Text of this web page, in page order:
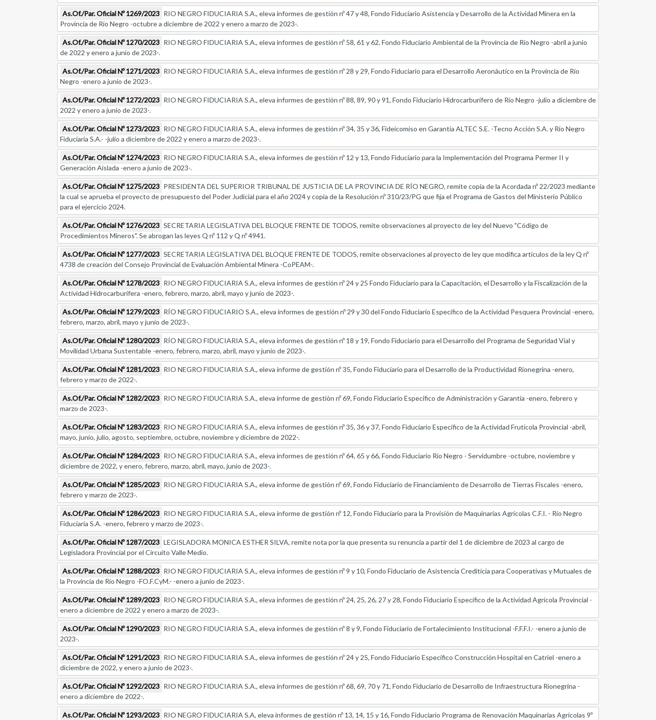
As.Of./Par. Oficial Nº 1269/2023 RIO NEGRO FIDUCIARIA S.A., eleva informes de gestión nº 47 y 48, Fondo Fiduciario Asistencia y Desarrollo de la Actividad Minera en la
Provincia de Río Negro -octubre a diciembre de 2022 y enero a marzo de 2023-.
As.Of./Par. Oficial Nº 1270/2023 RIO NEGRO FIDUCIARIA S.A., eleva informes de gestión nº 58, 61 y 62, Fondo Fiduciario Ambiental de la Provincia de Río Negro -abril a junio
de 2022 y enero a junio de 2023-.
As.Of./Par. Oficial Nº 1271/2023 RIO NEGRO FIDUCIARIA S.A., eleva informes de gestión nº 28 y 29, Fondo Fiduciario para el Desarrollo Aeronáutico en la Provincia de Río
Negro -enero a junio de 2023-.
As.Of./Par. Oficial Nº 1272/2023 RIO NEGRO FIDUCIARIA S.A., eleva informes de gestión nº 88, 89, 90 y 91, Fondo Fiduciario Hidrocarburífero de Río Negro -julio a diciembre de
2022 y enero a junio de 2023-.
As.Of./Par. Oficial Nº 1273/2023 RIO NEGRO FIDUCIARIA S.A., eleva informes de gestión nº 34, 35 y 36, Fideicomiso en Garantía ALTEC S.E. -Tecno Acción S.A. y Río Negro
Fiduciaria S.A.- -julio a diciembre de 2022 y enero a marzo de 2023-.
As.Of./Par. Oficial Nº 1274/2023 RIO NEGRO FIDUCIARIA S.A., eleva informes de gestión nº 12 y 13, Fondo Fiduciario para la Implementación del Programa Permer II y
Generación Aislada -enero a junio de 2023-.
As.Of./Par. Oficial Nº 1275/2023 PRESIDENTA DEL SUPERIOR TRIBUNAL DE JUSTICIA DE LA PROVINCIA DE RÍO NEGRO, remite copia de la Acordada nº 22/2023 mediante
la cual se aprueba el proyecto de presupuesto del Poder Judicial para el año 2024 y copia de la Resolución nº 310/23/PG que fija el Programa de Gastos del Ministerio Público
para el ejercicio 2024.
As.Of./Par. Oficial Nº 1276/2023 SECRETARIA LEGISLATIVA DEL BLOQUE FRENTE DE TODOS, remite observaciones al proyecto de ley del Nuevo "Código de
Procedimientos Mineros". Se abrogan las leyes Q nº 112 y Q nº 4941.
As.Of./Par. Oficial Nº 1277/2023 SECRETARIA LEGISLATIVA DEL BLOQUE FRENTE DE TODOS, remite observaciones al proyecto de ley que modifica artículos de la ley Q nº
4738 de creación del Consejo Provincial de Evaluación Ambiental Minera -CoPEAM-.
As.Of./Par. Oficial Nº 1278/2023 RIO NEGRO FIDUCIARIA S.A., eleva informes de gestión nº 24 y 25 Fondo Fiduciario para la Capacitación, el Desarrollo y la Fiscalización de la
Actividad Hidrocarburífera -enero, febrero, marzo, abril, mayo y junio de 2023-.
As.Of./Par. Oficial Nº 1279/2023 RÍO NEGRO FIDUCIARIO S.A., eleva informes de gestión nº 29 y 30 del Fondo Fiduciario Específico de la Actividad Pesquera Provincial -enero,
febrero, marzo, abril, mayo y junio de 2023-.
As.Of./Par. Oficial Nº 1280/2023 RÍO NEGRO FIDUCIARIA S.A., eleva informes de gestión nº 18 y 19, Fondo Fiduciario para el Desarrollo del Programa de Seguridad Vial y
Movilidad Urbana Sustentable -enero, febrero, marzo, abril, mayo y junio de 2023-.
As.Of./Par. Oficial Nº 1281/2023 RIO NEGRO FIDUCIARIA S.A., eleva informe de gestión nº 35, Fondo Fiduciario para el Desarrollo de la Productividad Rionegrina -enero,
febrero y marzo de 2022-.
As.Of./Par. Oficial Nº 1282/2023 RIO NEGRO FIDUCIARIA S.A., eleva informe de gestión nº 69, Fondo Fiduciario Específico de Administración y Garantía -enero, febrero y
marzo de 2023-.
As.Of./Par. Oficial Nº 1283/2023 RIO NEGRO FIDUCIARIA S.A., eleva informes de gestión nº 35, 36 y 37, Fondo Fiduciario Específico de la Actividad Frutícola Provincial -abril,
mayo, junio, julio, agosto, septiembre, octubre, noviembre y diciembre de 2022-.
As.Of./Par. Oficial Nº 1284/2023 RIO NEGRO FIDUCIARIA S.A., eleva informes de gestión nº 64, 65 y 66, Fondo Fiduciario Río Negro - Servidumbre -octubre, noviembre y
diciembre de 2022, y enero, febrero, marzo, abril, mayo, junio de 2023-.
As.Of./Par. Oficial Nº 1285/2023 RIO NEGRO FIDUCIARIA S.A., eleva informe de gestión nº 69, Fondo Fiduciario de Financiamiento de Desarrollo de Tierras Fiscales -enero,
febrero y marzo de 2023-.
As.Of./Par. Oficial Nº 1286/2023 RIO NEGRO FIDUCIARIA S.A., eleva informe de gestión nº 12, Fondo Fiduciario para la Provisión de Maquinarias Agrícolas C.F.I. - Río Negro
Fiduciaria S.A. -enero, febrero y marzo de 2023-.
As.Of./Par. Oficial Nº 1287/2023 LEGISLADORA MONICA ESTHER SILVA, remite nota por la que presenta su renuncia a partir del 1 de diciembre de 2023 al cargo de
Legisladora Provincial por el Circuito Valle Medio.
As.Of./Par. Oficial Nº 1288/2023 RIO NEGRO FIDUCIARIA S.A., eleva informes de gestión nº 9 y 10, Fondo Fiduciario de Asistencia Crediticia para Cooperativas y Mutuales de
la Provincia de Río Negro -FO.F.CyM.- -enero a junio de 2023-.
As.Of./Par. Oficial Nº 1289/2023 RIO NEGRO FIDUCIARIA S.A., eleva informes de gestión nº 24, 25, 26, 27 y 28, Fondo Fiduciario Específico de la Actividad Agrícola Provincial -
enero a diciembre de 2022 y enero a marzo de 2023-.
As.Of./Par. Oficial Nº 1290/2023 RIO NEGRO FIDUCIARIA S.A., eleva informes de gestión nº 8 y 9, Fondo Fiduciario de Fortalecimiento Institucional -F.F.F.I.- -enero a junio de
2023-.
As.Of./Par. Oficial Nº 1291/2023 RIO NEGRO FIDUCIARIA S.A., eleva informes de gestión nº 24 y 25, Fondo Fiduciario Específico Construcción Hospital en Catriel -enero a
diciembre de 2022, y enero a junio de 2023-.
As.Of./Par. Oficial Nº 1292/2023 RIO NEGRO FIDUCIARIA S.A., eleva informes de gestión nº 68, 69, 70 y 71, Fondo Fiduciario de Desarrollo de Infraestructura Rionegrina -
enero a diciembre de 2022-.
As.Of./Par. Oficial Nº 1293/2023 RIO NEGRO FIDUCIARIA S.A, eleva informes de gestión nº 13, 14, 15 y 16, Fondo Fiduciario Programa de Renovación Maquinarias Agrícolas 9º